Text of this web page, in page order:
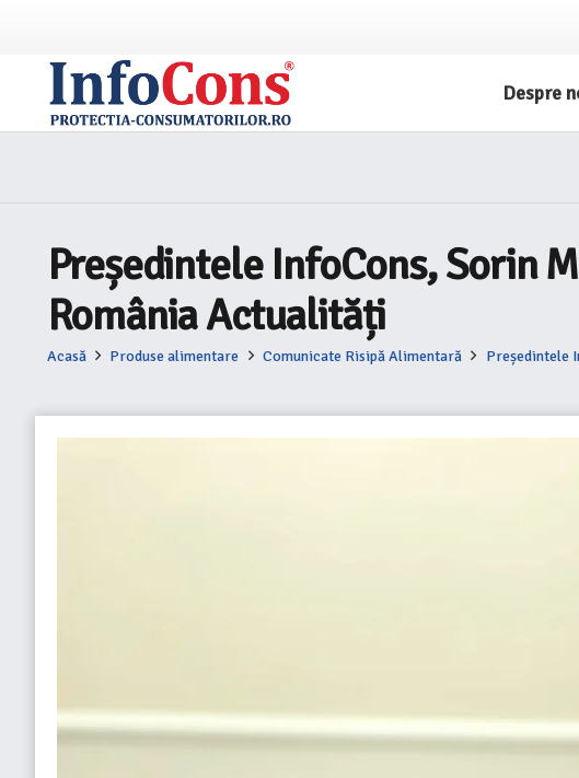
Despre
Președintele InfoCons, Sorin
România Actualități
Acasă Produse alimentare Comunicate Risipă Alimentară Președintele